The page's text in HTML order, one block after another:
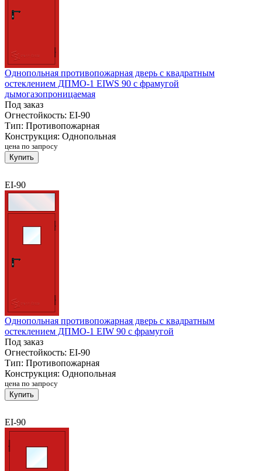
Однопольная противопожарная дверь с квадратным
остеклением ДПМО-1 EIWS 90 с фрамугой
дымогазопроницаемая
Под заказ
Огнестойкость: EI-90
Тип: Противопожарная
Конструкция: Однопольная
цена по запросу
Купить
EI-90
Однопольная противопожарная дверь с квадратным
остеклением ДПМО-1 EIW 90 с фрамугой
Под заказ
Огнестойкость: EI-90
Тип: Противопожарная
Конструкция: Однопольная
цена по запросу
Купить
EI-90